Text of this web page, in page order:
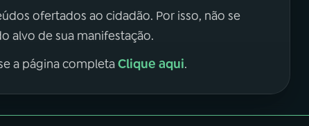
ofertados ao cidadão. Por isso, não se
alvo de sua manifestação.
a página completaClique aqui.